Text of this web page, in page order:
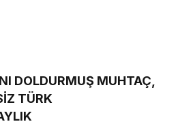
DOLDURMUŞ MUHTAÇ,
TÜRK